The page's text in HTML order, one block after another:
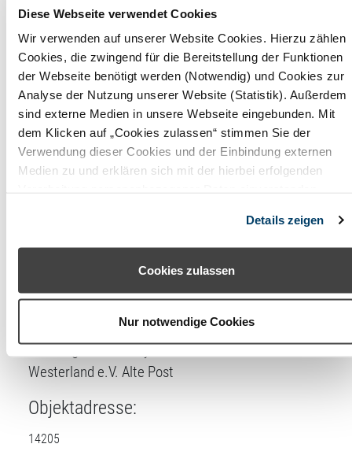
Diese Webseite verwendet Cookies
Wir verwenden auf unserer Website Cookies. Hierzu zählen
Cookies, die zwingend für die Bereitstellung der Funktionen
der Webseite benötigt werden (Notwendig) und Cookies zur
Analyse der Nutzung unserer Website (Statistik). Außerdem
sind externe Medien in unsere Webseite eingebunden. Mit
dem Klicken auf „Cookies zulassen“ stimmen Sie der
Verwendung dieser Cookies und der Einbindung externen
Medien zu und erklären sich mit der hierbei erfolgenden
Cookies“ ohne die Erklärung einer Einwilligung fortfahren. In
diesem Fall werden nur notwendige Cookies verwendet. Sie
können Ihre Einwilligung jederzeit unter den Cookie-
Details zeigen
Cookies zulassen
Nur notwendige Cookies
Wohnfläche
195,00
m²
Maximale
Belegung
6
Badezimmer
3
Schlafzimmer
Lizenznehmer
DTV-Prüfstelle:
Buchungszentrum Sylt + Fremdenverkehrsverein
Westerland e.V. Alte Post
Objektadresse:
14205